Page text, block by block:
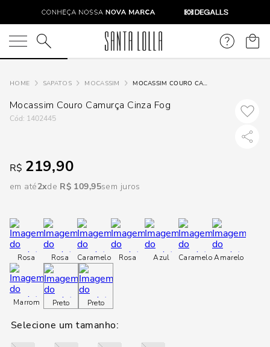
O que você está procurando?
SAPATOS MOCASSIM MOCASSIM COURO CAMURÇA CINZA FOG
Mocassim Couro Camurça Cinza Fog
: 1402445
R$ 219,90
em até2 R$ 109,95sem juros
Rosa Rosa Caramelo Rosa Azul Caramelo Amarelo
Marrom Preto Preto